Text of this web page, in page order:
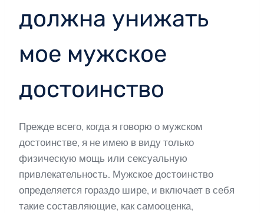
должна унижать
мое мужское
достоинство
Прежде всего, когда я говорю о мужском
достоинстве, я не имею в виду только
физическую мощь или сексуальную
привлекательность. Мужское достоинство
определяется гораздо шире, и включает в себя
такие составляющие, как самооценка,